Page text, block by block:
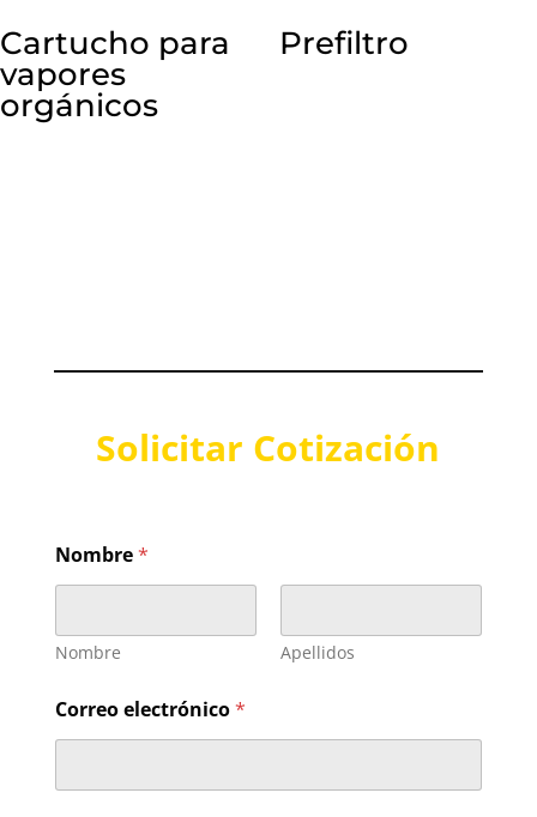
Cartucho para
vapores
orgánicos
Prefiltro
Solicitar Cotización
Nombre*
Nombre Apellidos
Correo electrónico*